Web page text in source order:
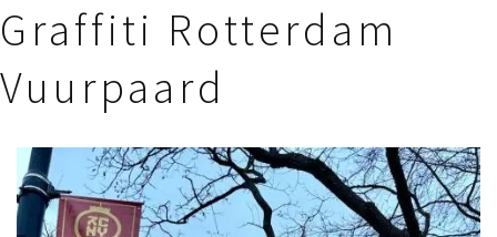
Graffiti Rotterdam
Vuurpaard